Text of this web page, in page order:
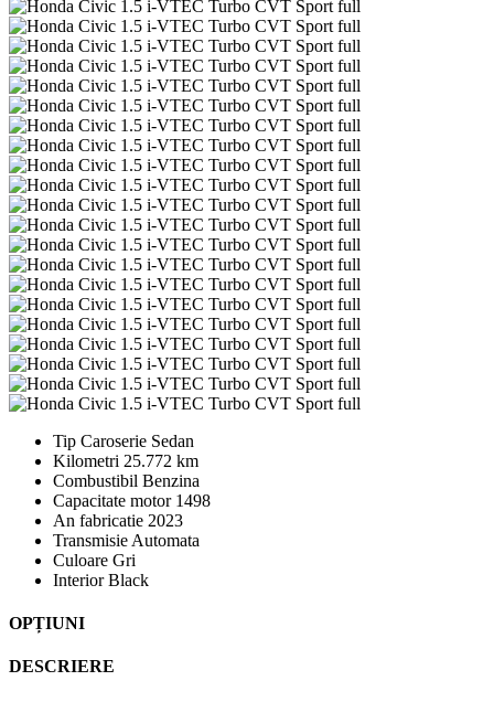
Tip Caroserie Sedan
Kilometri 25.772 km
Combustibil Benzina
Capacitate motor 1498
An fabricatie 2023
Transmisie Automata
Culoare Gri
InteriorBlack
OPȚIUNI
DESCRIERE